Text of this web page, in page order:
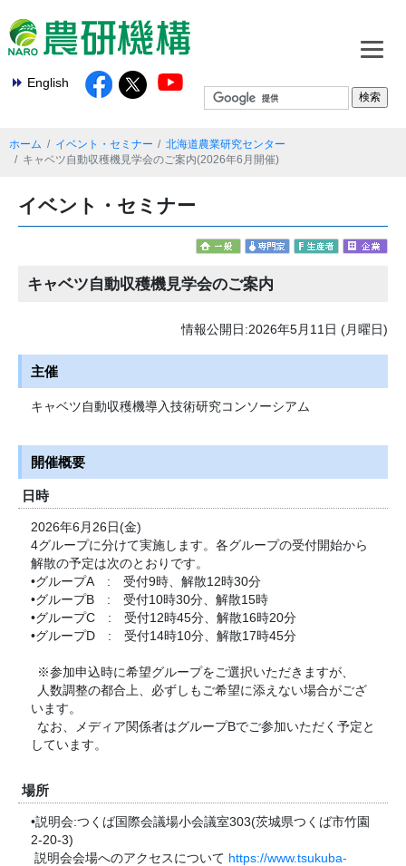
English
ホーム イベント・セミナー
北海道農業研究センター
キャベツ自動収穫機見学会のご案内(2026年6月開催)
イベント・セミナー
キャベツ自動収穫機見学会のご案内
情報公開日:2026年5月11日 (月曜日)
主催
キャベツ自動収穫機導入技術研究コンソーシアム
開催概要
日時
2026年6月26日(金)
4グループに分けて実施します。各グループの受付開始から
解散の予定は次のとおりです。
•グループA : 受付9時、解散12時30分
•グループB : 受付10時30分、解散15時
•グループC : 受付12時45分、解散16時20分
•グループD : 受付14時10分、解散17時45分
※参加申込時に希望グループをご選択いただきますが、
人数調整の都合上、必ずしもご希望に添えない場合がござ
います。
なお、メディア関係者はグループBでご参加いただく予定と
しています。
場所
•説明会:つくば国際会議場小会議室303(茨城県つくば市竹園
2-20-3)
説明会会場へのアクセスについて https://www.tsukuba-